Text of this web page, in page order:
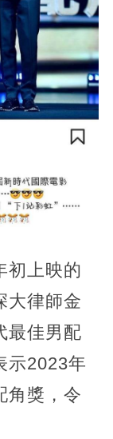
初上映的
大律師金
最佳男配
示2023年
角獎，令